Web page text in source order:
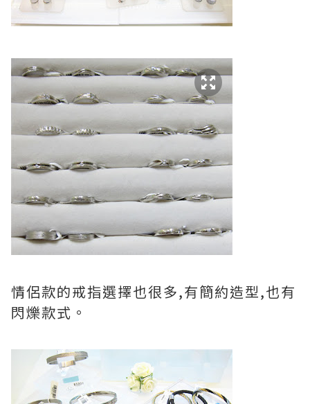
情侶款的戒指選擇也很多,有簡約造型,也有
閃爍款式。